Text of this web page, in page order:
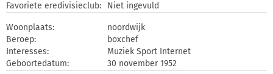
Favoriete eredivisieclub: Niet ingevuld
Woonplaats:
noordwijk
Beroep:
boxchef
Interesses:
Muziek Sport Internet
Geboortedatum:
30 november 1952